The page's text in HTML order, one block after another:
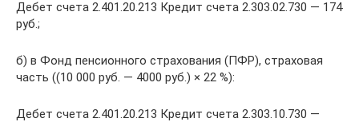
Дебет счета 2.401.20.213 Кредит счета 2.303.02.730 — 174
руб.;
б) в Фонд пенсионного страхования (ПФР), страховая
часть ((10 000 руб. — 4000 руб.) × 22 %):
Дебет счета 2.401.20.213 Кредит счета 2.303.10.730 —